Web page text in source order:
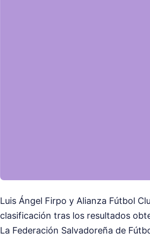
Luis Ángel Firpo y Alianza Fútbol
clasificación tras los resultados
La Federación Salvadoreña de